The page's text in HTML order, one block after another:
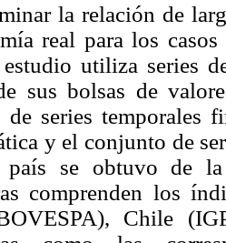
la relación de
real para los
estudio utiliza series
sus bolsas de
de series temporales
y el conjunto de
país se obtuvo de
comprenden los
Chile